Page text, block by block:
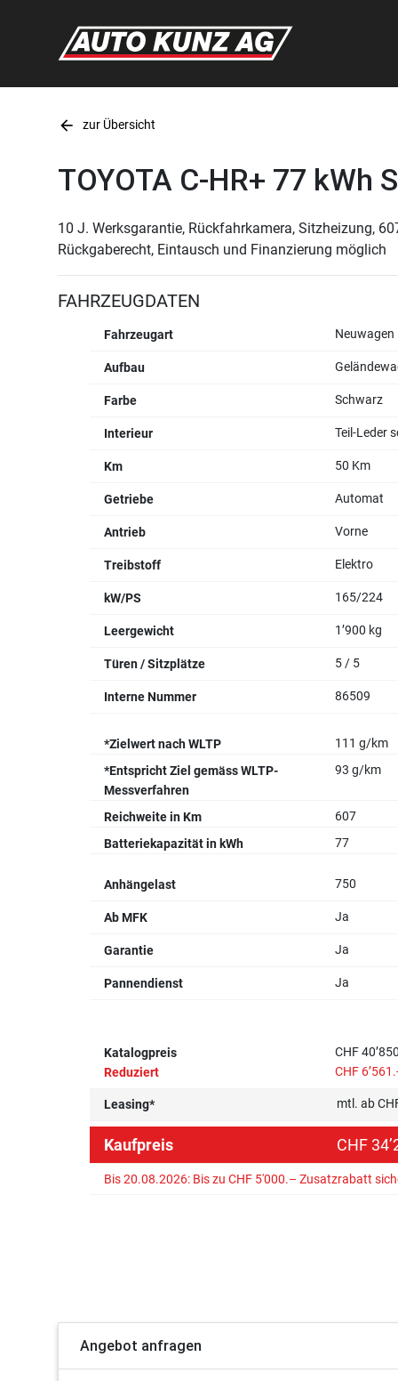
arrow_back zur Übersicht
TOYOTA C-HR+ 77 kWh
10 J. Werksgarantie, Rückfahrkamera, Sitzheizung,
Rückgaberecht, Eintausch und Finanzierung möglich
FAHRZEUGDATEN
Fahrzeugart Neuwagen
Aufbau
Farbe Schwarz
Interieur Teil-Leder
Km 50 Km
Getriebe Automat
Antrieb Vorne
Treibstoff Elektro
kW/PS 165/224
Leergewicht 1’900 kg
Türen / Sitzplätze 5 / 5
Interne Nummer 86509
*Zielwert nach WLTP
111 g/km
*Entspricht Ziel gemäss WLTP-
Messverfahren
93 g/km
Reichweite in Km
607
Batteriekapazität in kWh
77
Anhängelast 750
Ab MFK Ja
Garantie Ja
Pannendienst Ja
Katalogpreis
CHF
Reduziert
CHF
Leasing* mtl. ab
Kaufpreis CHF
Bis 20.08.2026: Bis zu CHF 5'000.– Zusatzrabatt
Angebot anfragen